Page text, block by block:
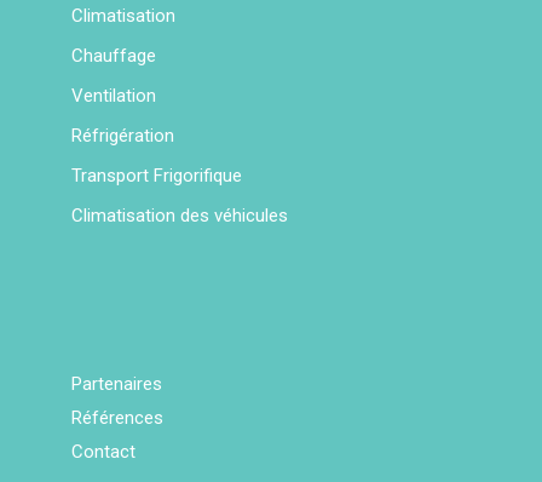
Climatisation
Chauffage
Ventilation
Réfrigération
Transport Frigorifique
Climatisation des véhicules
Partenaires
Références
Contact